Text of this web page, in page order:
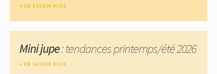
EN SAVOIR PLUS
Mini jupe: tendances printemps/été 2026
EN SAVOIR PLUS